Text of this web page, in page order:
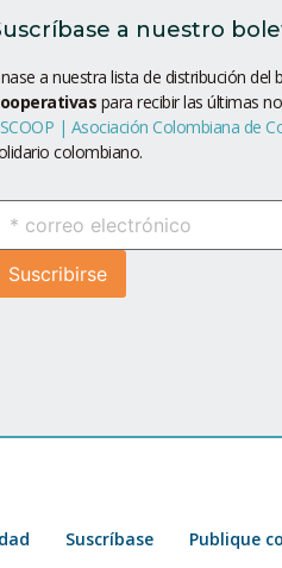
a nuestro
a nuestra lista de distribución del
para recibir las últimas
| Asociación Colombiana de
colombiano.
Suscríbase Publique